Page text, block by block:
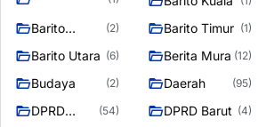
Barito
(2) Barito Timur (1)
Barito Utara (6) Berita Mura (12)
Budaya (2) Daerah (95)
DPRD
(54) DPRD Barut (4)